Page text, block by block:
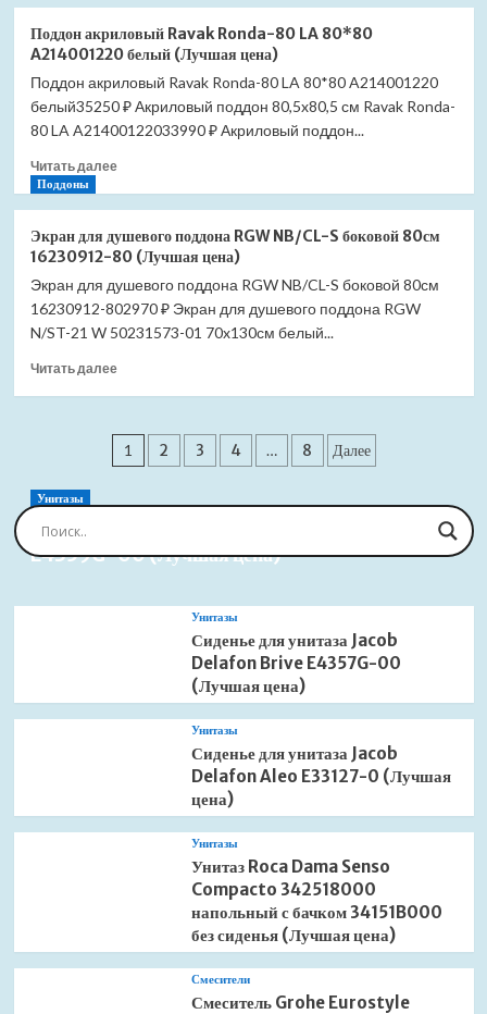
16230912-
(Лучшая
акриловый
Ravak
Ronda-
80
LA
A217001220
(Лучшая
Поддон акриловый Ravak Ronda-80 LA 80*80
A214001220 белый (Лучшая цена)
Поддон акриловый Ravak Ronda-80 LA 80*80 A214001220
белый35250 ₽ Акриловый поддон 80,5x80,5 см Ravak Ronda-
80 LA A21400122033990 ₽ Акриловый поддон...
Читать далееПрочитать
акриловый
Ravak
Ronda-
80
LA
A214001220
цена)
Поддоны
Экран для душевого поддона RGW NB/CL-S боковой 80см
16230912-80 (Лучшая цена)
Экран для душевого поддона RGW NB/CL-S боковой 80см
16230912-802970 ₽ Экран для душевого поддона RGW
N/ST-21 W 50231573-01 70x130см белый...
Читать далееПрочитать
для
душевого
RGW
S
Пагинация
1 2 3 4 … 8 Далее
Унитазы
Сиденье для унитаза Jacob Delafon Brive
E4359G-00 (Лучшая цена)
Унитазы
Сиденье для унитаза Jacob
Delafon Brive E4357G-00
(Лучшая цена)
Унитазы
Сиденье для унитаза Jacob
Delafon Aleo E33127-0 (Лучшая
цена)
Унитазы
Унитаз Roca Dama Senso
Compacto 342518000
напольный с бачком 34151B000
без сиденья (Лучшая цена)
Смесители
Смеситель Grohe Eurostyle